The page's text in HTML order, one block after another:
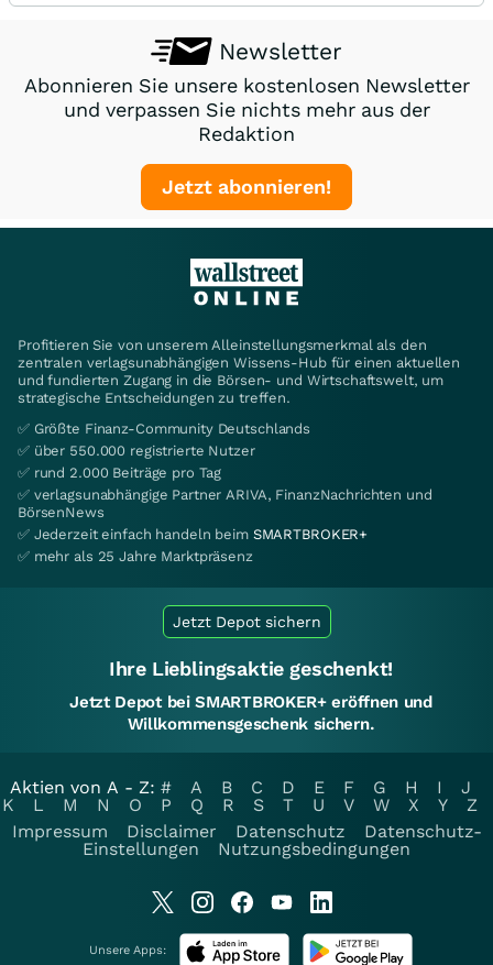
Newsletter
Abonnieren Sie unsere kostenlosen Newsletter
und verpassen Sie nichts mehr aus der
Redaktion
Jetzt abonnieren!
Profitieren Sie von unserem Alleinstellungsmerkmal als den
zentralen verlagsunabhängigen Wissens-Hub für einen aktuellen
und fundierten Zugang in die Börsen- und Wirtschaftswelt, um
strategische Entscheidungen zu treffen.
✅ Größte Finanz-Community Deutschlands
✅ über 550.000 registrierte Nutzer
✅ rund 2.000 Beiträge pro Tag
✅ verlagsunabhängige Partner ARIVA, FinanzNachrichten und
BörsenNews
✅ Jederzeit einfach handeln beim SMARTBROKER+
✅ mehr als 25 Jahre Marktpräsenz
Jetzt Depot sichern
Ihre Lieblingsaktie geschenkt!
Jetzt Depot bei SMARTBROKER+ eröffnen und
Willkommensgeschenk sichern.
Aktien von A - Z: # A B C D E F G H I
J
K
L M N O P Q R S T U V W X Y
Z
Impressum
Disclaimer Datenschutz
Datenschutz-
Einstellungen
Nutzungsbedingungen
Unsere Apps: